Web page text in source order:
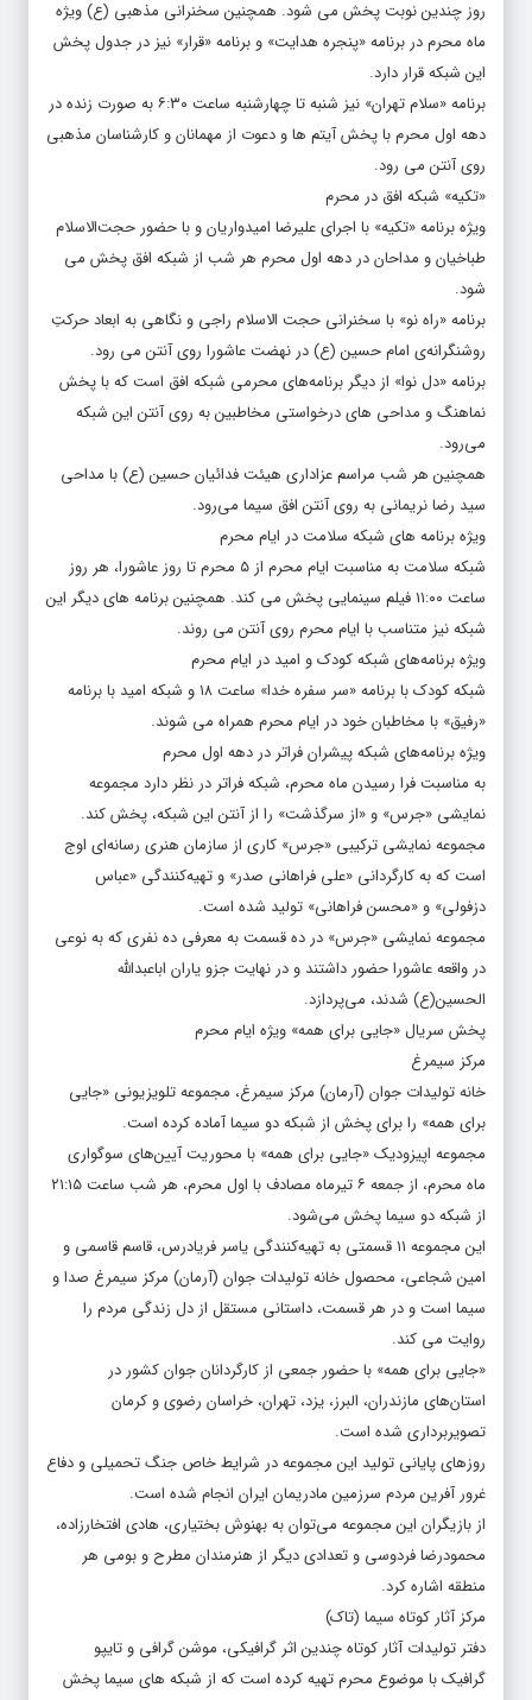
روز چندین نوبت پخش می شود. همچنین سخنرانی مذهبی (ع) ویژه
ماه محرم در برنامه «پنجره هدایت» و برنامه «قرار» نیز در جدول پخش
این شبکه قرار دارد.
برنامه «سلام تهران» نیز شنبه تا چهارشنبه ساعت ۶:۳۰ به صورت زنده در
دهه اول محرم با پخش آیتم ها و دعوت از مهمانان و کارشناسان مذهبی
روی آنتن می رود.
«تکیه» شبکه افق در محرم
ویژه برنامه «تکیه» با اجرای علیرضا امیدواریان و با حضور حجت‌الاسلام
طباخیان و مداحان در دهه اول محرم هر شب از شبکه افق پخش می
شود.
برنامه «راه نو» با سخنرانی حجت الاسلام راجی و نگاهی به ابعاد حرکتِ
روشنگرانه‌ی امام حسین (ع) در نهضت عاشورا روی آنتن می رود.
برنامه «دل نوا» از دیگر برنامه‌های محرمی شبکه افق است که با پخش
نماهنگ و مداحی های درخواستی مخاطبین به روی آنتن این شبکه
می‌رود.
همچنین هر شب مراسم عزاداری هیئت فدائیان حسین (ع) با مداحی
سید رضا نریمانی به روی آنتن افق سیما می‌رود.
ویژه برنامه های شبکه سلامت در ایام محرم
شبکه سلامت به مناسبت ایام محرم از ۵ محرم تا روز عاشورا، هر روز
ساعت ۱۱:۰۰ فیلم سینمایی پخش می کند. همچنین برنامه های دیگر این
شبکه نیز متناسب با ایام محرم روی آنتن می روند.
ویژه برنامه‌های شبکه کودک و امید در ایام محرم
شبکه کودک با برنامه «سر سفره خدا» ساعت ۱۸ و شبکه امید با برنامه
«رفیق» با مخاطبان خود در ایام محرم همراه می شوند.
ویژه برنامه‌های شبکه پیشران فراتر در دهه اول محرم
به مناسبت فرا رسیدن ماه محرم، شبکه فراتر در نظر دارد مجموعه
نمایشی «جرس» و «از سرگذشت» را از آنتن این شبکه، پخش کند.
مجموعه نمایشی ترکیبی «جرس» کاری از سازمان هنری رسانه‌ای اوج
است که به کارگردانی «علی فراهانی صدر» و تهیه‌کنندگی «عباس
دزفولی» و «محسن فراهانی» تولید شده است.
مجموعه نمایشی «جرس» در ده قسمت به معرفی ده نفری که به نوعی
در واقعه عاشورا حضور داشتند و در نهایت جزو یاران اباعبدالله
الحسین(ع) شدند، می‌پردازد.
پخش سریال «جایی برای همه» ویژه ایام محرم
مرکز سیمرغ
خانه تولیدات جوان (آرمان) مرکز سیمرغ، مجموعه تلویزیونی «جایی
برای همه» را برای پخش از شبکه دو سیما آماده کرده است.
مجموعه اپیزودیک «جایی برای همه» با محوریت آیین‌های سوگواری
ماه محرم، از جمعه ۶ تیرماه مصادف با اول محرم، هر شب ساعت ۲۱:۱۵
از شبکه دو سیما پخش می‌شود.
این مجموعه ۱۱ قسمتی به تهیه‌کنندگی یاسر فریادرس، قاسم قاسمی و
امین شجاعی، محصول خانه تولیدات جوان (آرمان) مرکز سیمرغ صدا و
سیما است و در هر قسمت، داستانی مستقل از دل زندگی مردم را
روایت می کند.
«جایی برای همه» با حضور جمعی از کارگردانان جوان کشور در
استان‌های مازندران، البرز، یزد، تهران، خراسان رضوی و کرمان
تصویربرداری شده است.
روزهای پایانی تولید این مجموعه در شرایط خاص جنگ تحمیلی و دفاع
غرور آفرین مردم سرزمین مادریمان ایران انجام شده است.
از بازیگران این مجموعه می‌توان به بهنوش بختیاری، هادی افتخارزاده،
محمودرضا فردوسی و تعدادی دیگر از هنرمندان مطرح و بومی هر
منطقه اشاره کرد.
مرکز آثار کوتاه سیما (تاک)
دفتر تولیدات آثار کوتاه چندین اثر گرافیکی، موشن گرافی و تایپو
گرافیک با موضوع محرم تهیه کرده است که از شبکه های سیما پخش